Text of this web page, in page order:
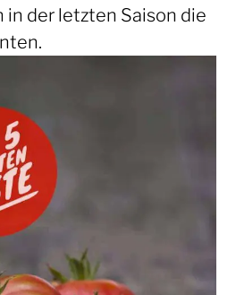
in der letzten Saison die